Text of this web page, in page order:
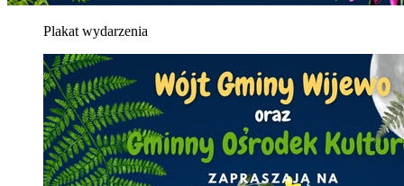
Plakat wydarzenia